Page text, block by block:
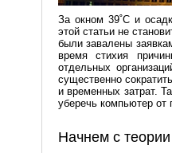
За окном 39˚С и
этой статьи не
были завалены
время стихия
отдельных
существенно
и временных затрат.
уберечь компьютер от
Начнем с теории